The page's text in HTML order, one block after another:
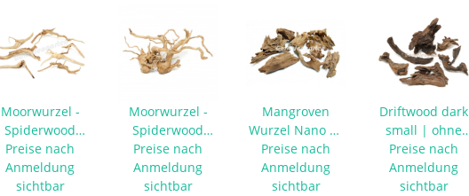
Moorwurzel -
Spiderwood
Äste/Wurzeln -
Nano Multipack
Preise nach
Anmeldung
sichtbar
Moorwurzel -
Spiderwood
Medium/Large -
ohne Auswahl
Preise nach
Anmeldung
sichtbar
Mangroven
Wurzel Nano XS
- ohne Auswahl
Preise nach
Anmeldung
sichtbar
Driftwood dark
small | ohne
Auswahl
Preise nach
Anmeldung
sichtbar